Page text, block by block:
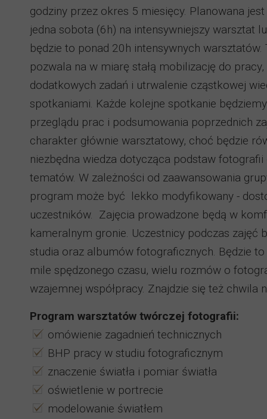
godziny przez okres 5 miesięcy. Planowana
jedna sobota (6h) na intensywniejszy warsztat
będzie to ponad 20h intensywnych
pozwala na w miarę stałą mobilizację do
dodatkowych zadań i utrwalenie cząstkowej
spotkaniami. Każde kolejne spotkanie
przeglądu prac i podsumowania poprzednich
charakter głównie warsztatowy, choć będzie
niezbędna wiedza dotycząca podstaw
tematów. W zależności od zaawansowania
program może być lekko modyfikowany -
uczestników. Zajęcia prowadzone będą w
kameralnym gronie. Uczestnicy podczas zajęć
studia oraz albumów fotograficznych. Będzie
mile spędzonego czasu, wielu rozmów o
wzajemnej współpracy. Znajdzie się też chwila
Program warsztatów twórczej fotografii:
omówienie zagadnień technicznych
BHP pracy w studiu fotograficznym
znaczenie światła i pomiar światła
oświetlenie w portrecie
modelowanie światłem